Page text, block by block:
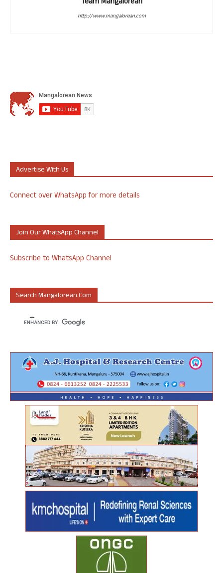
http://www.mangalorean.com
Advertise With Us
Connect over WhatsApp for more details
Join Our WhatsApp Channel
Subscribe to WhatsApp Channel
Search Mangalorean.com